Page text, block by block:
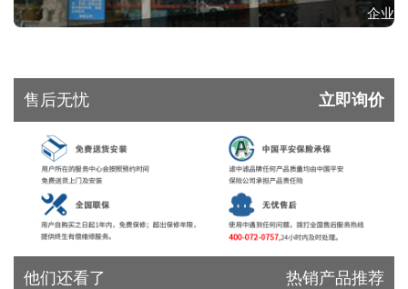
企业
售后无忧 立即询价
他们还看了 热销产品推荐